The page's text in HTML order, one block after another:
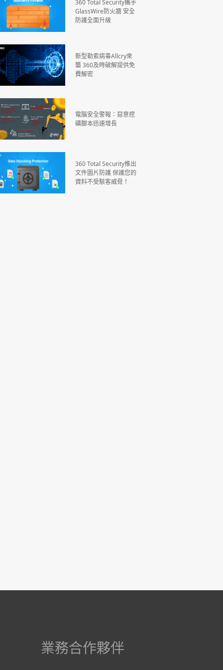
360 Total Security攜手
GlassWire防火牆 安全
防護全面升級
新型勒索病毒Allcry來
襲 360及時破解提供免
費解密
電腦安全警報：惡意挖
礦腳本迅速增長
360 Total Security推出
文件圖片防護 保護您的
資料不受駭客威脅！
業務合作夥伴